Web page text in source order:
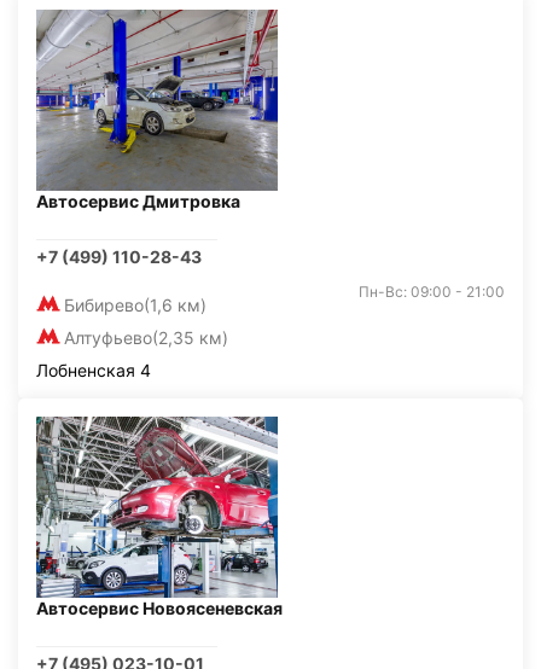
Автосервис Дмитровка
+7 (499) 110-28-43
Бибирево(1,6 км)
Алтуфьево(2,35 км)
Пн-Вс: 09:00 - 21:00
Лобненская 4
Автосервис Новоясеневская
+7 (495) 023-10-01